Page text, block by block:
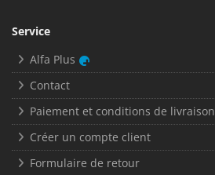
Service
Alfa Plus
Contact
Paiement et conditions de livraison
Créer un compte client
Formulaire de retour